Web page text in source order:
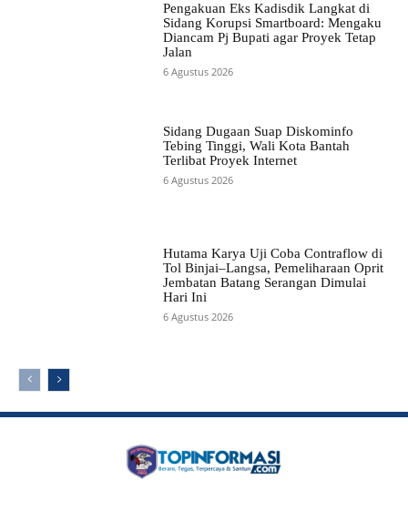
Pengakuan Eks Kadisdik Langkat di
Sidang Korupsi Smartboard: Mengaku
Diancam Pj Bupati agar Proyek Tetap
Jalan
6 Agustus 2026
Sidang Dugaan Suap Diskominfo
Tebing Tinggi, Wali Kota Bantah
Terlibat Proyek Internet
6 Agustus 2026
Hutama Karya Uji Coba Contraflow di
Tol Binjai–Langsa, Pemeliharaan Oprit
Jembatan Batang Serangan Dimulai
Hari Ini
6 Agustus 2026